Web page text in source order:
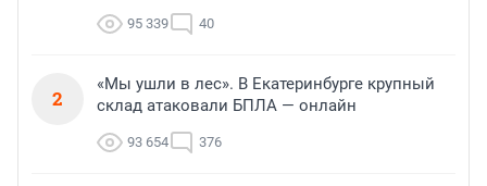
95 339 40
2
«Мы ушли в лес». В Екатеринбурге крупный
склад атаковали БПЛА — онлайн
93 654 376